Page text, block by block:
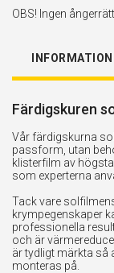
OBS! Ingen
INFORMATION
Färdigskuren
Vår färdigskurna
passform, utan
klisterfilm av
som experterna
Tack vare
krympegenskaper
professionella
och är
är tydligt märkta så
monteras på.